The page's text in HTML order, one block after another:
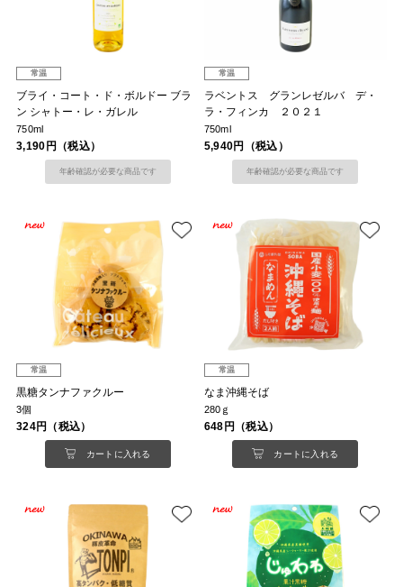
常温
ブライ・コート・ド・ボルドー ブラ
ン シャトー・レ・ガレル
750ml
3,190円（税込）
年齢確認が必要な商品です
常温
ラベントス グランレゼルバ デ・
ラ・フィンカ ２０２１
750ml
5,940円（税込）
年齢確認が必要な商品です
常温
黒糖タンナファクルー
3個
324円（税込）
カートに入れる
常温
なま沖縄そば
280ｇ
648円（税込）
カートに入れる